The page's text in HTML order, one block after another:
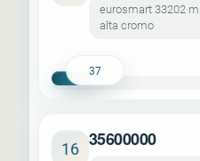
eurosmart 33202
alta cromo
37
16 35600000